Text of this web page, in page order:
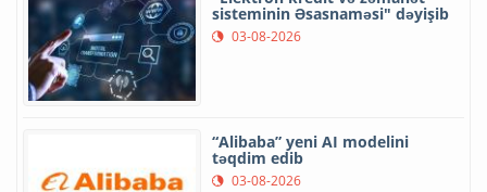
sisteminin Əsasnaməsi" dəyişib
03-08-2026
“Alibaba” yeni AI modelini
təqdim edib
03-08-2026